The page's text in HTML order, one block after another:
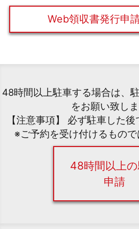
Web領収書発行申
48時間以上駐車する場合は、
をお願い致しま
【注意事項】 必ず駐車した後
※ご予約を受け付けるもので
48時間以上
申請